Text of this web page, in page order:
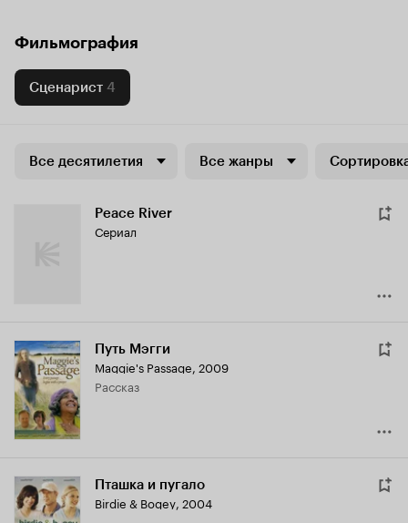
Фильмография
Сценарист 4
Все десятилетия Все жанры
Peace River
Сериал
Путь Мэгги
Maggie's Passage, 2009
рассказ
Пташка и пугало
Birdie & Bogey, 2004